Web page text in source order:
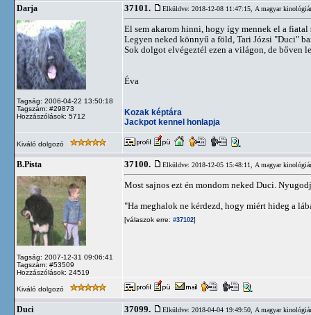
Darja
Tagság: 2006-04-22 13:50:18
Tagszám: #29873
Hozzászólások: 5712
37101. Elküldve: 2018-12-08 11:47:15, A magyar
El sem akarom hinni, hogy így mennek el a fiatal
Legyen neked könnyű a föld, Tari Józsi "Duci"
Sok dolgot elvégeztél ezen a világon, de bőven
Éva
Kozak képtára
Jackpot kennel honlapja
Kiváló dolgozó
B.Pista
Tagság: 2007-12-31 09:06:41
Tagszám: #53509
Hozzászólások: 24519
37100. Elküldve: 2018-12-05 15:48:11, A magyar
Most sajnos ezt én mondom neked Duci.
"Ha meghalok ne kérdezd, hogy miért hideg a
[válaszok erre: #37102]
Kiváló dolgozó
Duci 37099. Elküldve: 2018-04-04 19:49:50, A magyar